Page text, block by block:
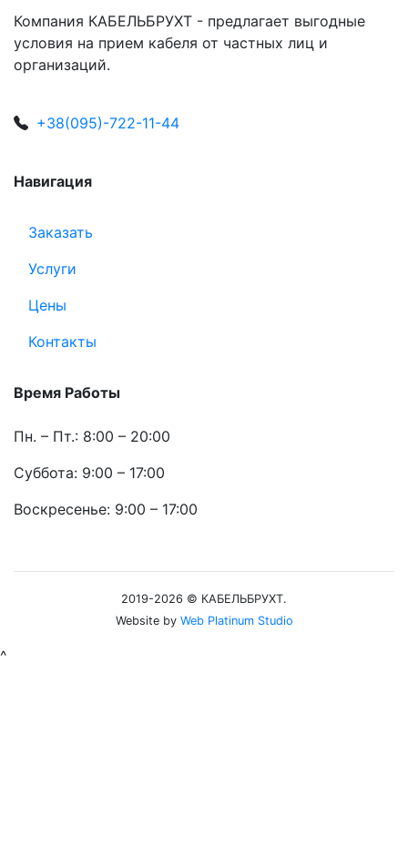
Компания КАБЕЛЬБРУХТ - предлагает выгодные
условия на прием кабеля от частных лиц и
организаций.
+38(095)-722-11-44
Навигация
Заказать
Услуги
Цены
Контакты
Время Работы
Пн. – Пт.: 8:00 – 20:00
Суббота: 9:00 – 17:00
Воскресенье: 9:00 – 17:00
2019-2026 © КАБЕЛЬБРУХТ.
Website by Web Platinum Studio
^